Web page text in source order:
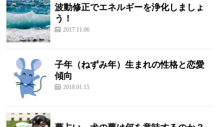
波動修正でエネルギーを浄化しましょ
う！
2017.11.06
子年（ねずみ年）生まれの性格と恋愛
傾向
2018.01.15